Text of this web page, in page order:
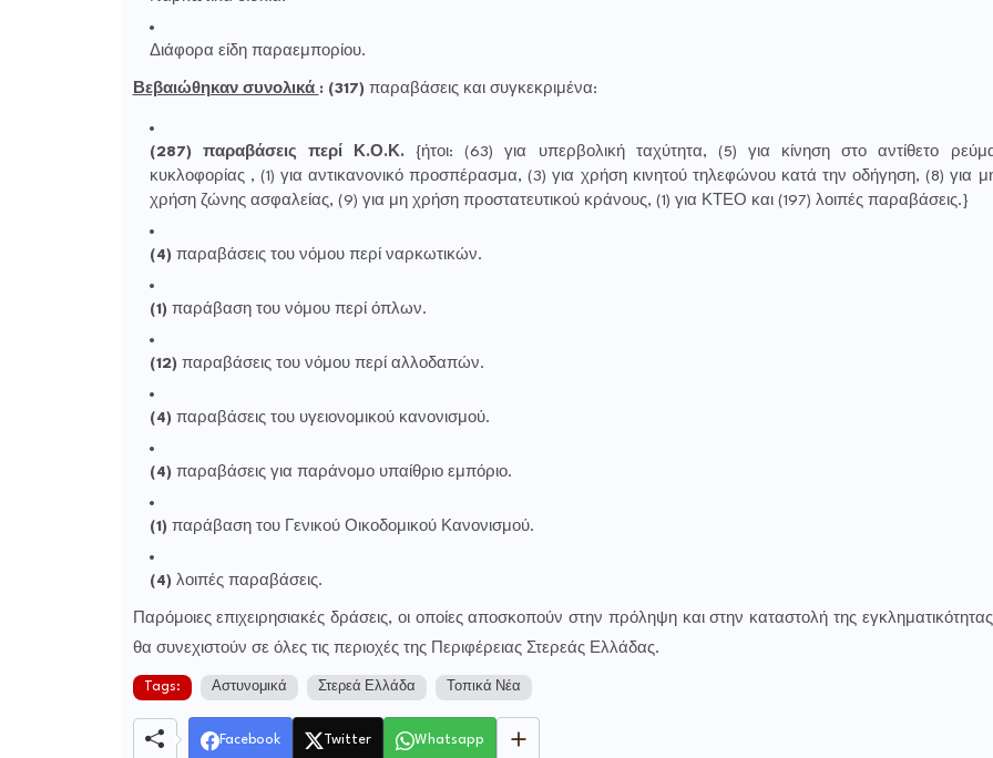
Διάφορα είδη παραεμπορίου.
Βεβαιώθηκαν συνολικά : (317) παραβάσεις και συγκεκριμένα:
(287) παραβάσεις περί Κ.Ο.Κ.{ήτοι: (63) για υπερβολική ταχύτητα, (5) για κίνηση στο αντίθετο
κυκλοφορίας , (1) για αντικανονικό προσπέρασμα, (3) για χρήση κινητού τηλεφώνου κατά την οδήγηση, (8) για
χρήση ζώνης ασφαλείας, (9) για μη χρήση προστατευτικού κράνους, (1) για ΚΤΕΟ και (197) λοιπές παραβάσεις.}
(4) παραβάσεις του νόμου περί ναρκωτικών.
(1) παράβαση του νόμου περί όπλων.
(12) παραβάσεις του νόμου περί αλλοδαπών.
(4) παραβάσεις του υγειονομικού κανονισμού.
(4) παραβάσεις για παράνομο υπαίθριο εμπόριο.
(1) παράβαση του Γενικού Οικοδομικού Κανονισμού.
(4) λοιπές παραβάσεις.
Παρόμοιες επιχειρησιακές δράσεις, οι οποίες αποσκοπούν στην πρόληψη και στην καταστολή της
θα συνεχιστούν σε όλες τις περιοχές της Περιφέρειας Στερεάς Ελλάδας.
Tags: Αστυνομικά Στερεά Ελλάδα Τοπικά Νέα
Facebook Twitter Whatsapp